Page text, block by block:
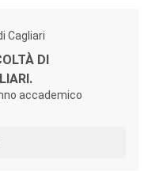
Cagliari
DI
accademico